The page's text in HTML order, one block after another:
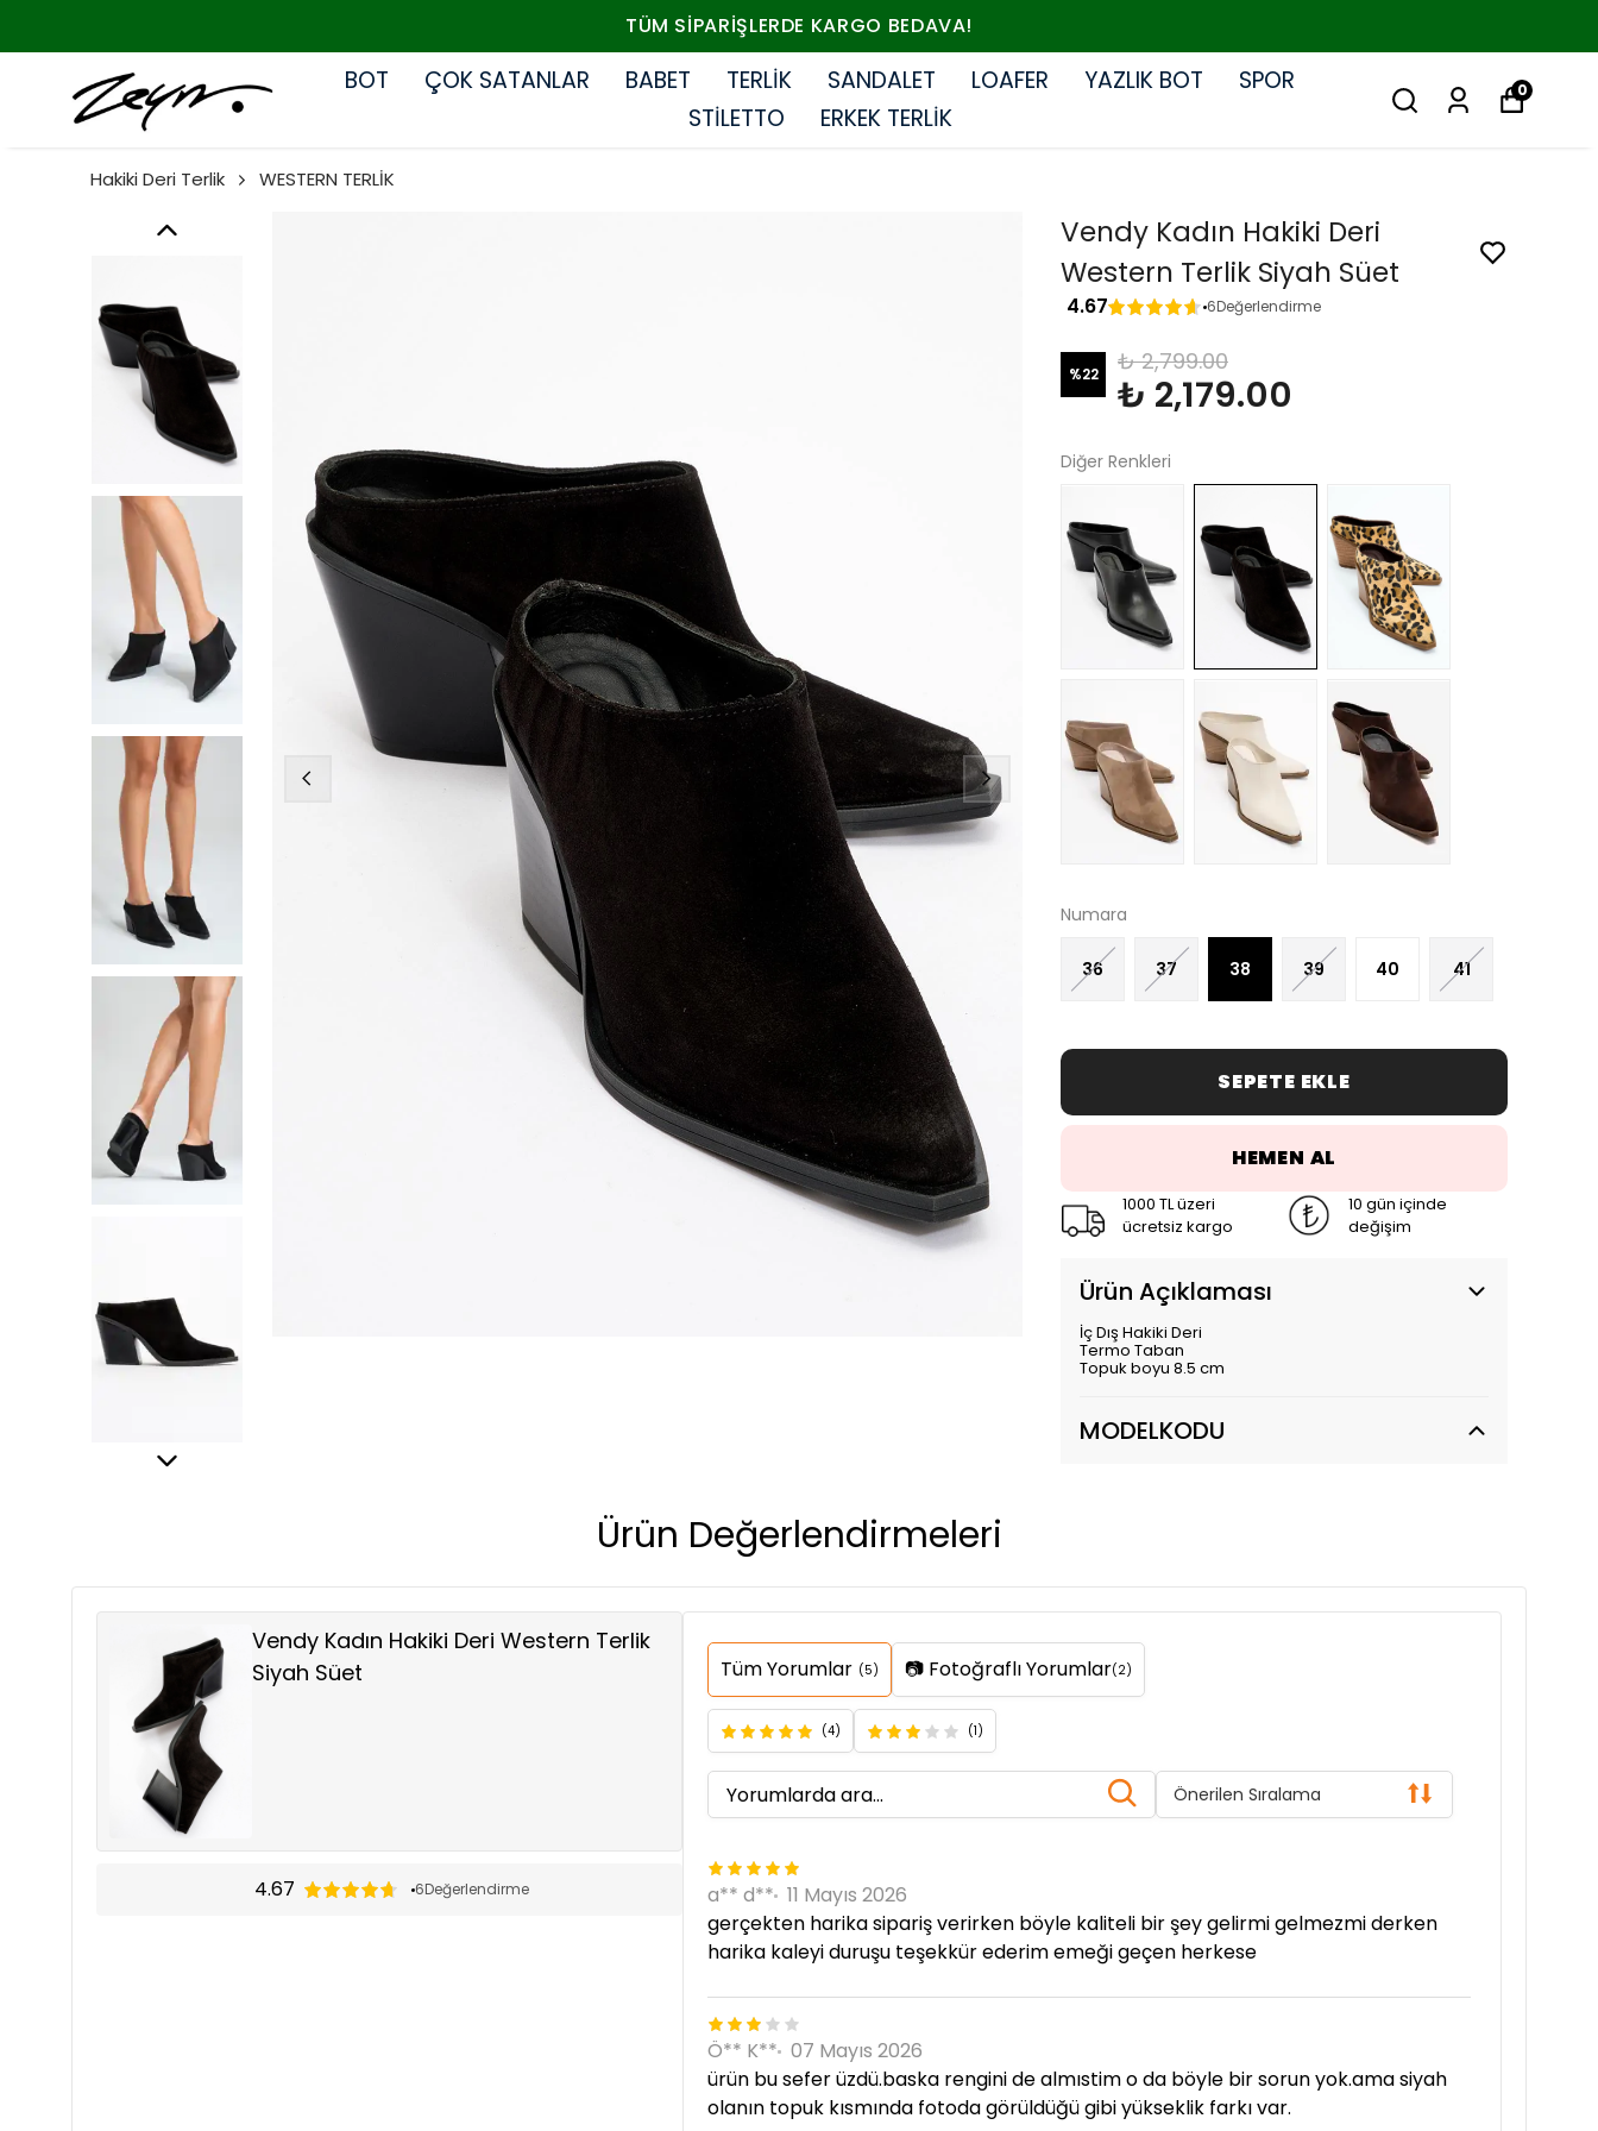
EN SEVILEN HAKIKI DERI MODELLERDE %20 NET İNDIRIM.
BOT ÇOK SATANLAR BABET TERLİK SANDALET LOAFER YAZLIK BOT
SPOR
STİLETTO
ERKEK TERLİK
0
Hakiki Deri Terlik WESTERN TERLİK
Vendy Kadın Hakiki Deri
Western Terlik Siyah Süet
4.67 6Değerlendirme
%22 ₺ 2,799.00
₺ 2,179.00
Diğer Renkleri
Numara
36 37 38 39 40 41
SEPETE EKLE
HEMEN AL
1000 TL üzeri
ücretsiz kargo
10 gün içinde
değişim
Ürün Açıklaması
İç Dış Hakiki Deri
Termo Taban
Topuk boyu 8.5 cm
MODELKODU
Ürün Değerlendirmeleri
Vendy Kadın Hakiki Deri Western Terlik
Siyah Süet
4.67 6Değerlendirme
Tüm Yorumlar (5) 📷 Fotoğraflı Yorumlar(2)
(4) (1)
Önerilen Sıralama
a** d** 11 Mayıs 2026
gerçekten harika sipariş verirken böyle kaliteli bir şey gelirmi gelmezmi derken
harika kaleyi duruşu teşekkür ederim emeği geçen herkese
Ö** K** 07 Mayıs 2026
ürün bu sefer üzdü.baska rengini de almıstim o da böyle bir sorun yok.ama siyah
olanın topuk kısmında fotoda görüldüğü gibi yükseklik farkı var.